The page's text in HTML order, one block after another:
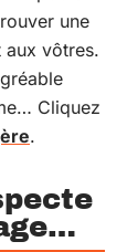
une
aux vôtres.
Cliquez
.